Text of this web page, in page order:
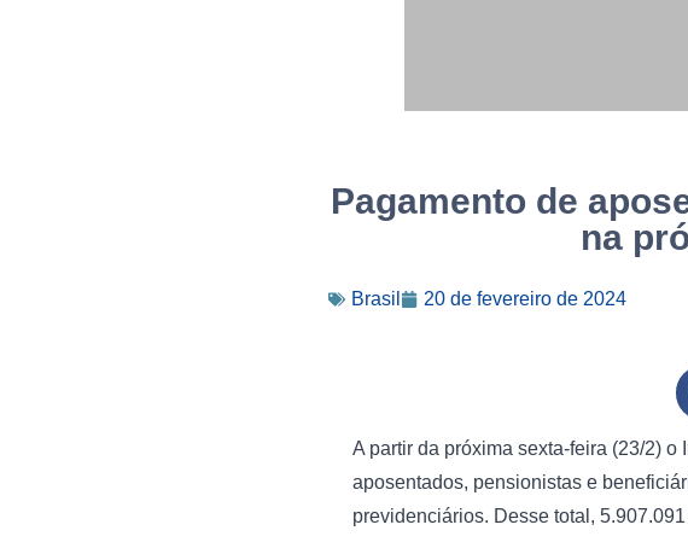
Pagamento de
na
Brasil 20 de fevereiro de 2024
A partir da próxima sexta-feira (23/2)
aposentados, pensionistas e
previdenciários. Desse total,